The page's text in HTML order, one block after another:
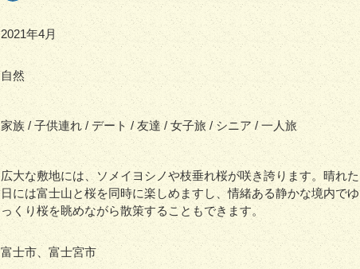
2021年4月
自然
家族 / 子供連れ / デート / 友達 / 女子旅 / シニア / 一人旅
広大な敷地には、ソメイヨシノや枝垂れ桜が咲き誇ります。晴れた
日には富士山と桜を同時に楽しめますし、情緒ある静かな境内でゆ
っくり桜を眺めながら散策することもできます。
富士市、富士宮市